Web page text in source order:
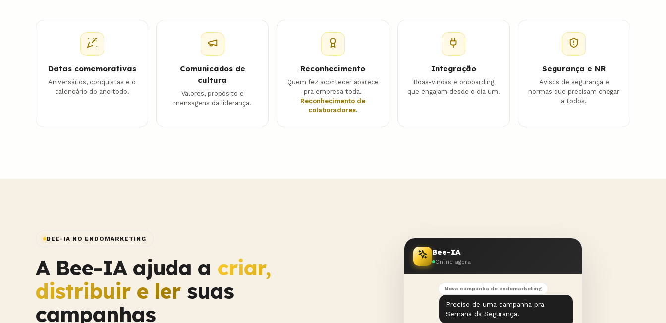
Datas comemorativas
Aniversários, conquistas e o
calendário do ano todo.
Comunicados de
cultura
Valores, propósito e
mensagens da liderança.
Reconhecimento
Quem fez acontecer aparece
pra empresa toda.
Reconhecimento de
colaboradores.
Integração
Boas-vindas e onboarding
que engajam desde o dia um.
Segurança e NR
Avisos de segurança e
normas que precisam chegar
a todos.
BEE-IA NO ENDOMARKETING
A Bee-IA ajuda a criar,
distribuir e lersuas
campanhas
Bee-IA
Online agora
Nova campanha de endomarketing
Preciso de uma campanha pra
Semana da Segurança.